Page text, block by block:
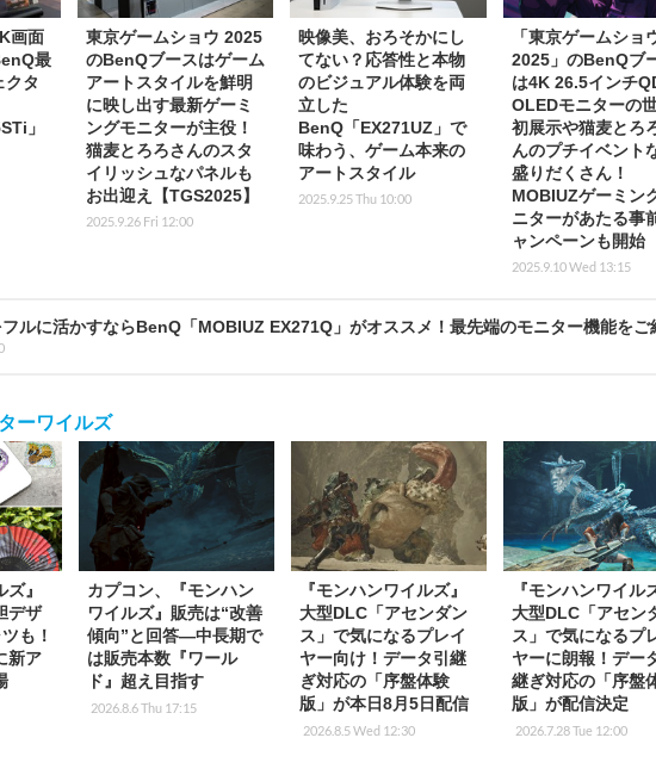
画面
最
クタ
」
東京ゲームショウ 2025
のBenQブースはゲーム
アートスタイルを鮮明
に映し出す最新ゲーミ
ングモニターが主役！
猫麦とろろさんのスタ
イリッシュなパネルも
お出迎え【TGS2025】
2025.9.26 Fri 12:00
映像美、おろそかにし
てない？応答性と本物
のビジュアル体験を両
立した
BenQ「EX271UZ」で
味わう、ゲーム本来の
アートスタイル
2025.9.25 Thu 10:00
「東京ゲームショ
2025」のBenQブ
は4K 26.5インチ
OLEDモニターの
初展示や猫麦とろ
んのプチイベント
盛りだくさん！
MOBIUZゲーミン
ニターがあたる事
ャンペーンも開始
2025.9.10 Wed 13:15
ルに活かすならBenQ「MOBIUZ EX271Q」がオススメ！最先端のモニター機能をご
ーワイルズ
』
デザ
も！
新ア
カプコン、『モンハン
ワイルズ』販売は“改善
傾向”と回答―中長期で
は販売本数『ワール
ド』超え目指す
2026.8.6 Thu 17:15
『モンハンワイルズ』
大型DLC「アセンダン
ス」で気になるプレイ
ヤー向け！データ引継
ぎ対応の「序盤体験
版」が本日8月5日配信
2026.8.5 Wed 12:30
『モンハンワイル
大型DLC「アセン
ス」で気になるプ
ヤーに朗報！デー
継ぎ対応の「序盤
版」が配信決定
2026.7.28 Tue 12:00